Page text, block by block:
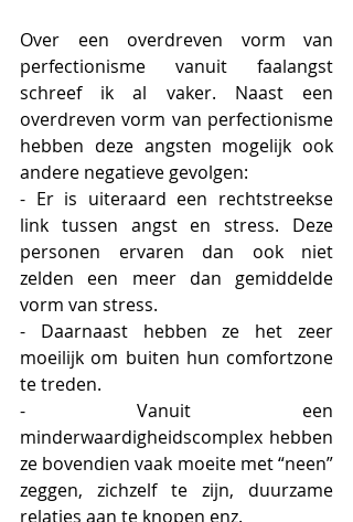
Over een overdreven vorm van
perfectionisme vanuit faalangst
schreef ik al vaker. Naast een
overdreven vorm van perfectionisme
hebben deze angsten mogelijk ook
andere negatieve gevolgen:
- Er is uiteraard een rechtstreekse
link tussen angst en stress. Deze
personen ervaren dan ook niet
zelden een meer dan gemiddelde
vorm van stress.
- Daarnaast hebben ze het zeer
moeilijk om buiten hun comfortzone
te treden.
- Vanuit een
minderwaardigheidscomplex hebben
ze bovendien vaak moeite met “neen”
zeggen, zichzelf te zijn, duurzame
relaties aan te knopen enz.